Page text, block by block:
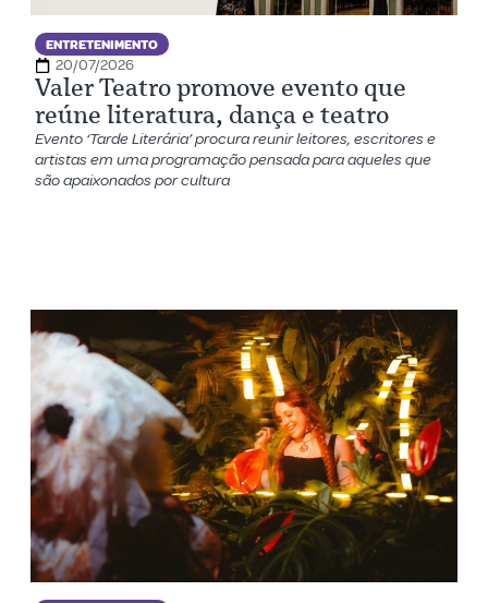
ENTRETENIMENTO
20/07/2026
Valer Teatro promove evento que
reúne literatura, dança e teatro
Evento ‘Tarde Literária’ procura reunir leitores, escritores e
artistas em uma programação pensada para aqueles que
são apaixonados por cultura